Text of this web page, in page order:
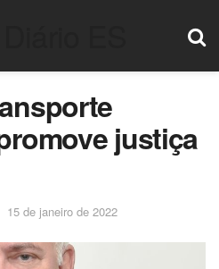
justiça
15 de janeiro de 2022